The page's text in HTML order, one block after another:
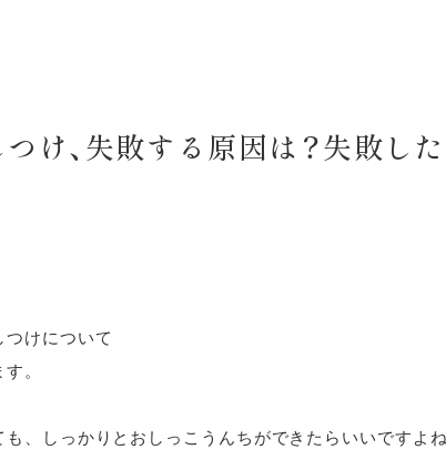
け、失敗する原因は？失敗し
けについて
。
、しっかりとおしっこうんちができたらいいですよね